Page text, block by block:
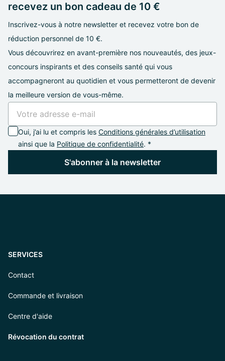
recevez un bon cadeau de 10 €
Inscrivez-vous à notre newsletter et recevez votre bon de
réduction personnel de 10 €.
Vous découvrirez en avant-première nos nouveautés, des jeux-
concours inspirants et des conseils santé qui vous
accompagneront au quotidien et vous permetteront de devenir
la meilleure version de vous-même.
Oui, j’ai lu et compris les Conditions générales d’utilisation
ainsi que la Politique de confidentialité. *
S'abonner à la newsletter
SERVICES
Contact
Commande et livraison
Centre d'aide
Révocation du contrat